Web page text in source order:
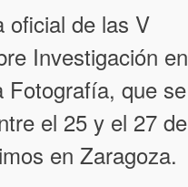
oficial de las V
Investigación en
Fotografía, que se
el 25 y el 27 de
en Zaragoza.